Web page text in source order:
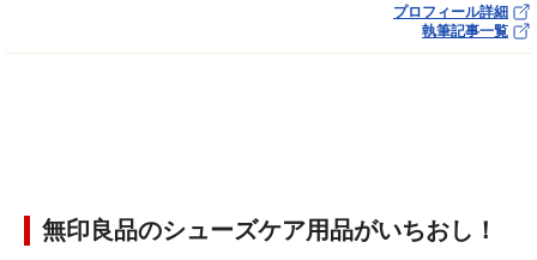
プロフィール詳細
執筆記事一覧
無印良品のシューズケア用品がいちおし！